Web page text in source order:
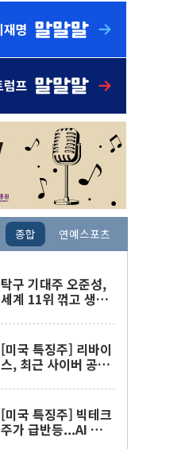
종합 연예스포츠
탁구 기대주 오준성,
세계 11위 꺾고 생애
강행
[미국 특징주] 리바이
스, 최근 사이버 공격
실 공개
[미국 특징주] 빅테크
주가 급반등...AI 불안